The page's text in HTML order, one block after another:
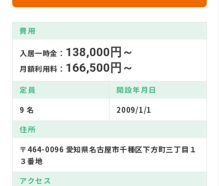
費用
入居一時金： 138,000円～
月額利用料： 166,500円～
定員
9 名
開設年月日
2009/1/1
住所
〒464-0096 愛知県名古屋市千種区下方町三丁目１
３番地
アクセス